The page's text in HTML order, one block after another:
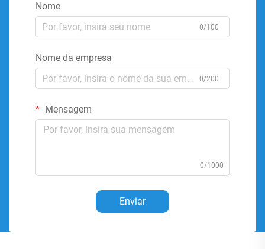
Nome
0/100
Nome da empresa
0/200
Mensagem
0/1000
Enviar